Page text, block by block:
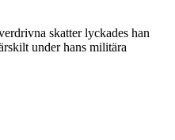
skatter lyckades han
under hans militära